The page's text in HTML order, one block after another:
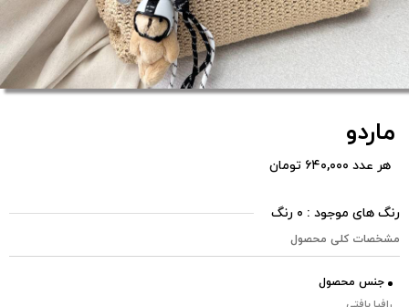
ماردو
هر عدد ۶۴۰,۰۰۰ تومان
رنگ های موجود : ۰ رنگ
مشخصات کلی محصول
جنس محصول